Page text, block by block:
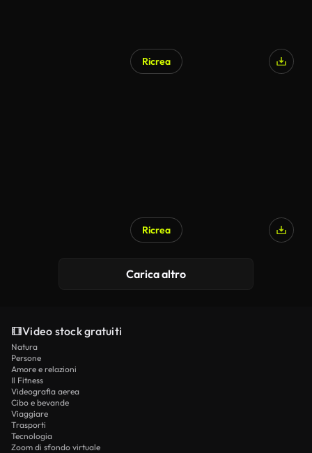
Ricrea
Ricrea
Carica altro
Video stock gratuiti
Natura
Persone
Amore e relazioni
Il Fitness
Videografia aerea
Cibo e bevande
Viaggiare
Trasporti
Tecnologia
Zoom di sfondo virtuale